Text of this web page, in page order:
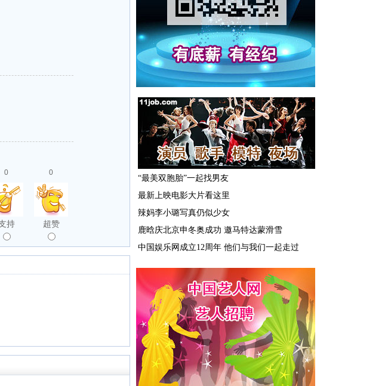
0
持
0
超赞